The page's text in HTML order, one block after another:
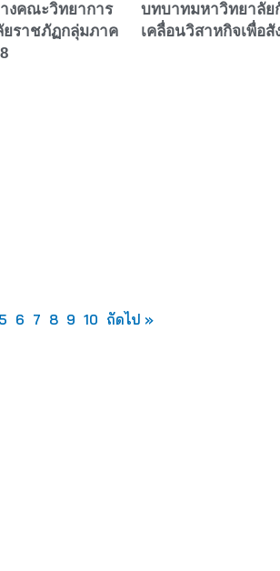
งคณะวิทยาการ
ยราชภัฏกลุ่มภาค
บทบาทมหาวิทยาลัย
เคลื่อนวิสาหกิจเพื่อสั
5 6 7 8 9 10 ถัดไป »